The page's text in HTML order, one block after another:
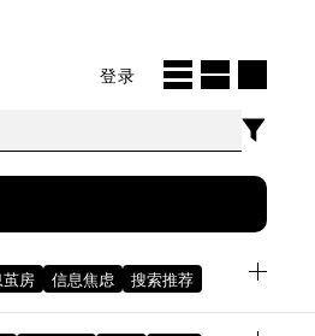
登录
茧房 信息焦虑 搜索推荐